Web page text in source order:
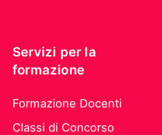
Servizi per la
formazione
Formazione Docenti
Classi di Concorso